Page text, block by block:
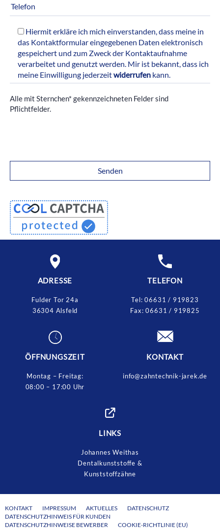
Hiermit erkläre ich mich einverstanden, dass meine in
das Kontaktformular eingegebenen Daten elektronisch
gespeichert und zum Zweck der Kontaktaufnahme
verarbeitet und genutzt werden. Mir ist bekannt, dass ich
meine Einwilligung jederzeitwiderrufen kann.
Alle mit Sternchen* gekennzeichneten Felder sind
Pflichtfelder.
ADRESSE
Fulder Tor 24a
36304 Alsfeld
TELEFON
Tel:06631 / 919823
Fax:06631 / 919825
ÖFFNUNGSZEIT
Montag – Freitag:
08:00 – 17:00 Uhr
KONTAKT
info@zahntechnik-jarek.de
LINKS
Johannes Weithas
Dentalkunststoffe &
Kunststoffzähne
KONTAKT IMPRESSUM AKTUELLES
DATENSCHUTZ
DATENSCHUTZHINWEIS FÜR KUNDEN
DATENSCHUTZHINWEISE BEWERBER
COOKIE-RICHTLINIE (EU)